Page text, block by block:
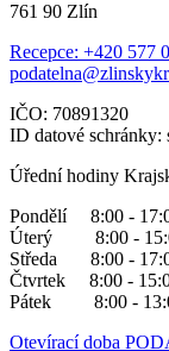
761 90 Zlín
Recepce: +420 577
IČO: 70891320
ID datové schránky:
Úřední hodiny
Pondělí 8:00 -
Úterý 8:00 -
Středa 8:00 -
Čtvrtek 8:00 -
Pátek 8:00 -
Otevírací doba